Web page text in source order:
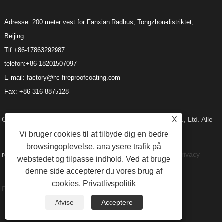
Adresse: 200 meter vest for Fanxian Rådhus, Tongzhou-distriktet,
Beijing
Tlf:+86-17863292987
telefon:+86-18201507097
E-mail: factory@hc-fireproofcoating.com
Fax: +86-316-8875128
Copyright © 2023 Beijing Huacheng Fireproof Coating Co., Ltd. Alle
rettigheder forbeholdes. Links Sitemap RSS Privacy
Policy
X
Vi bruger cookies til at tilbyde dig en bedre
browsingoplevelse, analysere trafik på
webstedet og tilpasse indhold. Ved at bruge
denne side accepterer du vores brug af
cookies. Privatlivspolitik
Afvise Acceptere